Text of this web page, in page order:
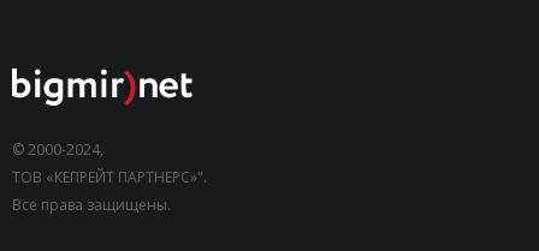
© 2000-2024,
ТОВ «КЕПРЕЙТ ПАРТНЕРС»".
Все права защищены.